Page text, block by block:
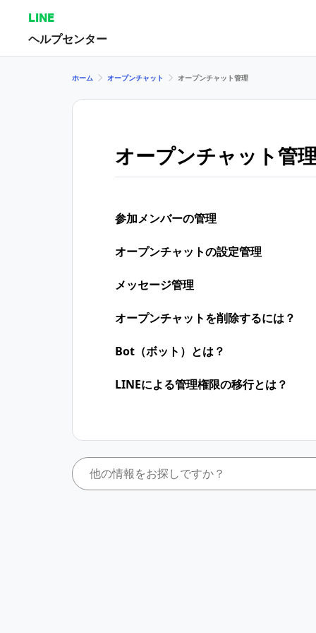
LINE
ヘルプセンター
ホーム オープンチャット オープンチャット管理
オープンチャット管
参加メンバーの管理
オープンチャットの設定管理
メッセージ管理
オープンチャットを削除するには？
Bot（ボット）とは？
LINEによる管理権限の移行とは？